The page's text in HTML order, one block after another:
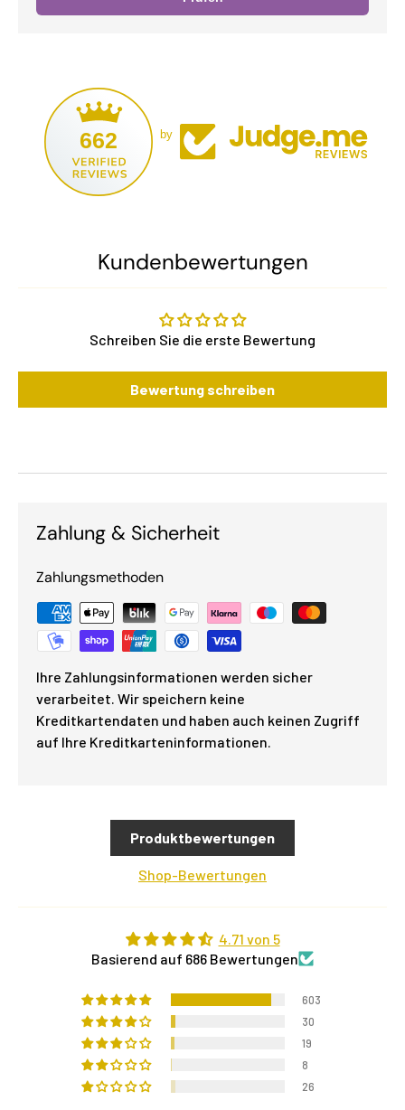
662 by
Kundenbewertungen
Schreiben Sie die erste Bewertung
Bewertung schreiben
Zahlung & Sicherheit
Zahlungsmethoden
Ihre Zahlungsinformationen werden sicher
verarbeitet. Wir speichern keine
Kreditkartendaten und haben auch keinen Zugriff
auf Ihre Kreditkarteninformationen.
Produktbewertungen
Shop-Bewertungen
4.71 von 5
Basierend auf 686 Bewertungen
603
30
19
8
26